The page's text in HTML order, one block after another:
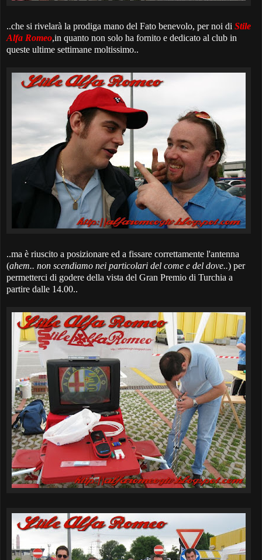
..che si rivelarà la prodiga mano del Fato benevolo, per noi di Stile
Alfa Romeo,in quanto non solo ha fornito e dedicato al club in
queste ultime settimane moltissimo..
..ma è riuscito a posizionare ed a fissare correttamente l'antenna
(ahem.. non scendiamo nei particolari del come e del dove..) per
permetterci di godere della vista del Gran Premio di Turchia a
partire dalle 14.00..